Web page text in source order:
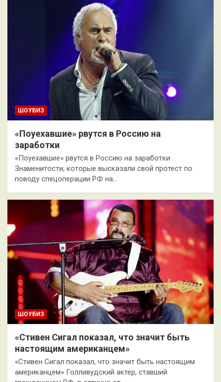
ШОУБИЗ
«Поуехавшие» рвутся в Россию на
заработки
«Поуехавшие» рвутся в Россию на заработки
Знаменитости, которые высказали свой протест по
поводу спецоперации РФ на…
ШОУБИЗ
«Стивен Сигал показал, что значит быть
настоящим американцем»
«Стивен Сигал показал, что значит быть настоящим
американцем» Голливудский актер, ставший